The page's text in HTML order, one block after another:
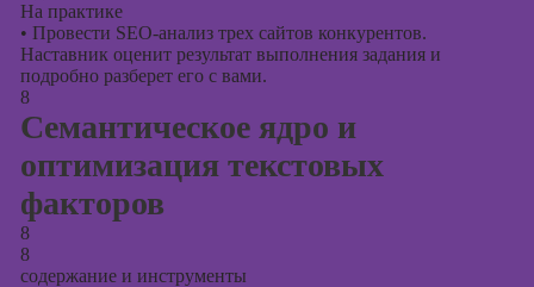
На практике
• Провести SEO-анализ трех сайтов конкурентов.
Наставник оценит результат выполнения задания и
подробно разберет его с вами.
8
Семантическое ядро и
оптимизация текстовых
факторов
8
8
содержание и инструменты